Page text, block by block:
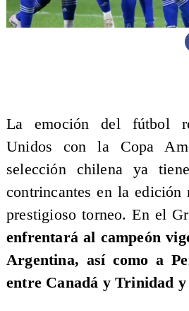
La emoción del fútbol
Unidos con la Copa
selección chilena ya
contrincantes en la edición
prestigioso torneo. En el
enfrentará al campeón
Argentina, así como a
entre Canadá y Trinidad y